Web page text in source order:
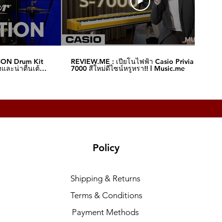
Drum Kit
ละน่าตื่นเต้น‼️
REVIEW.ME : เปียโนไฟฟ้า Casio Privia S-
7000 สีใหม่ดีไซน์หรูหรา!! l Music.me
Policy
Shipping & Returns
Terms & Conditions
Payment Methods